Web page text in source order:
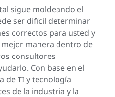
sigue moldeando el
ser difícil determinar
correctos para usted y
manera dentro de
consultores
Con base en el
de TI y tecnología
de la industria y la